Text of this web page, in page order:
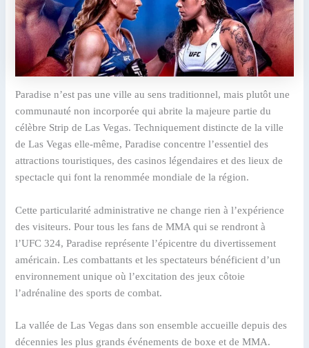
Paradise n’est pas une ville au sens traditionnel, mais plutôt une
communauté non incorporée qui abrite la majeure partie du
célèbre Strip de Las Vegas. Techniquement distincte de la ville
de Las Vegas elle-même, Paradise concentre l’essentiel des
attractions touristiques, des casinos légendaires et des lieux de
spectacle qui font la renommée mondiale de la région.
Cette particularité administrative ne change rien à l’expérience
des visiteurs. Pour tous les fans de MMA qui se rendront à
l’UFC 324, Paradise représente l’épicentre du divertissement
américain. Les combattants et les spectateurs bénéficient d’un
environnement unique où l’excitation des jeux côtoie
l’adrénaline des sports de combat.
La vallée de Las Vegas dans son ensemble accueille depuis des
décennies les plus grands événements de boxe et de MMA.